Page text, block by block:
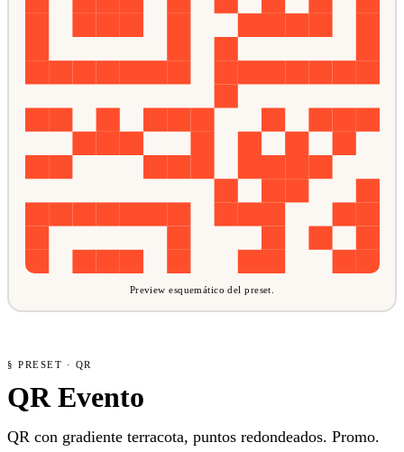
Preview esquemático del preset.
§ PRESET · QR
QR Evento
QR con gradiente terracota, puntos redondeados. Promo.